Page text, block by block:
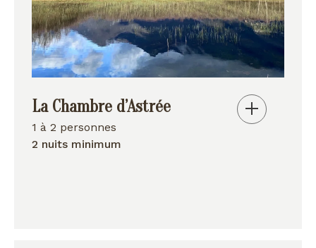
La Chambre d’Astrée
1 à 2 personnes
2 nuits minimum